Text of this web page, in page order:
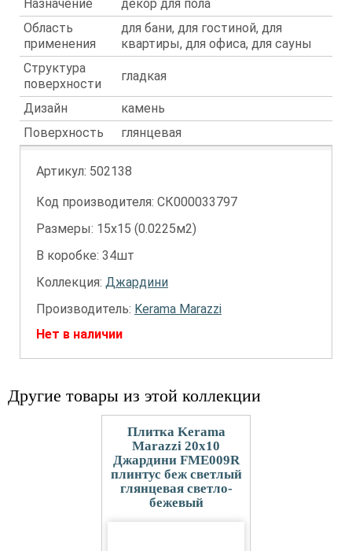
Назначение
декор для пола
Область
применения
для бани, для гостиной, для
квартиры, для офиса, для сауны
Структура
поверхности
гладкая
Дизайн
камень
Поверхность
глянцевая
Артикул: 502138
Код производителя: СК000033797
Размеры: 15х15 (0.0225м2)
В коробке: 34шт
Коллекция: Джардини
Производитель: Kerama Marazzi
Нет в наличии
Другие товары из этой коллекции
Плитка Kerama
Marazzi 20x10
Джардини FME009R
плинтус беж светлый
глянцевая светло-
бежевый